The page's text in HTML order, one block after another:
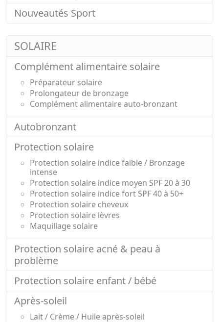
Nouveautés Sport
SOLAIRE
Complément alimentaire solaire
Préparateur solaire
Prolongateur de bronzage
Complément alimentaire auto-bronzant
Autobronzant
Protection solaire
Protection solaire indice faible / Bronzage
intense
Protection solaire indice moyen SPF 20 à 30
Protection solaire indice fort SPF 40 à 50+
Protection solaire cheveux
Protection solaire lèvres
Maquillage solaire
Protection solaire acné & peau à
problème
Protection solaire enfant / bébé
Après-soleil
Lait / Crème / Huile après-soleil